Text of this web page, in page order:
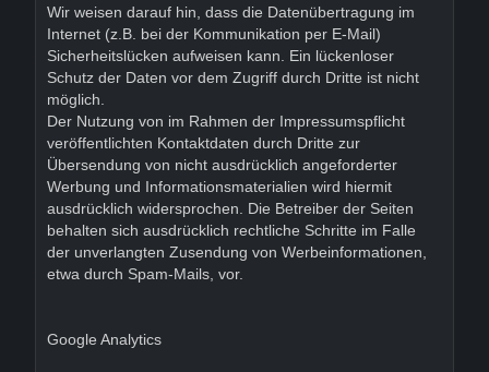
Wir weisen darauf hin, dass die Datenübertragung im
Internet (z.B. bei der Kommunikation per E-Mail)
Sicherheitslücken aufweisen kann. Ein lückenloser
Schutz der Daten vor dem Zugriff durch Dritte ist nicht
möglich.
Der Nutzung von im Rahmen der Impressumspflicht
veröffentlichten Kontaktdaten durch Dritte zur
Übersendung von nicht ausdrücklich angeforderter
Werbung und Informationsmaterialien wird hiermit
ausdrücklich widersprochen. Die Betreiber der Seiten
behalten sich ausdrücklich rechtliche Schritte im Falle
der unverlangten Zusendung von Werbeinformationen,
etwa durch Spam-Mails, vor.
Google Analytics